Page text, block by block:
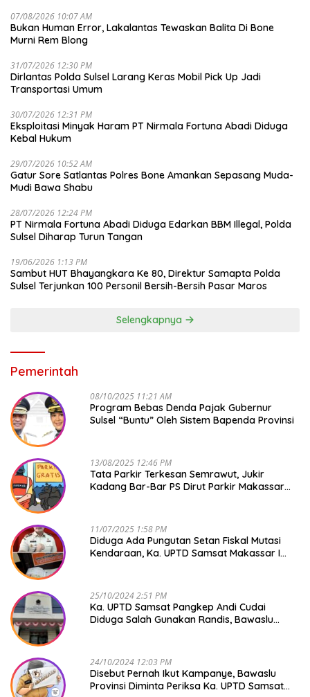
07/08/2026 10:07 AM
Bukan Human Error, Lakalantas Tewaskan Balita Di Bone
Murni Rem Blong
31/07/2026 12:30 PM
Dirlantas Polda Sulsel Larang Keras Mobil Pick Up Jadi
Transportasi Umum
30/07/2026 12:31 PM
Eksploitasi Minyak Haram PT Nirmala Fortuna Abadi Diduga
Kebal Hukum
29/07/2026 10:52 AM
Gatur Sore Satlantas Polres Bone Amankan Sepasang Muda-
Mudi Bawa Shabu
28/07/2026 12:24 PM
PT Nirmala Fortuna Abadi Diduga Edarkan BBM Illegal, Polda
Sulsel Diharap Turun Tangan
19/06/2026 1:13 PM
Sambut HUT Bhayangkara Ke 80, Direktur Samapta Polda
Sulsel Terjunkan 100 Personil Bersih-Bersih Pasar Maros
Selengkapnya
Pemerintah
08/10/2025 11:21 AM
Program Bebas Denda Pajak Gubernur
Sulsel “Buntu” Oleh Sistem Bapenda Provinsi
13/08/2025 12:46 PM
Tata Parkir Terkesan Semrawut, Jukir
Kadang Bar-Bar PS Dirut Parkir Makassar
11/07/2025 1:58 PM
Diduga Ada Pungutan Setan Fiskal Mutasi
Kendaraan, Ka. UPTD Samsat Makassar I
25/10/2024 2:51 PM
Ka. UPTD Samsat Pangkep Andi Cudai
Diduga Salah Gunakan Randis, Bawaslu
24/10/2024 12:03 PM
Disebut Pernah Ikut Kampanye, Bawaslu
Provinsi Diminta Periksa Ka. UPTD Samsat